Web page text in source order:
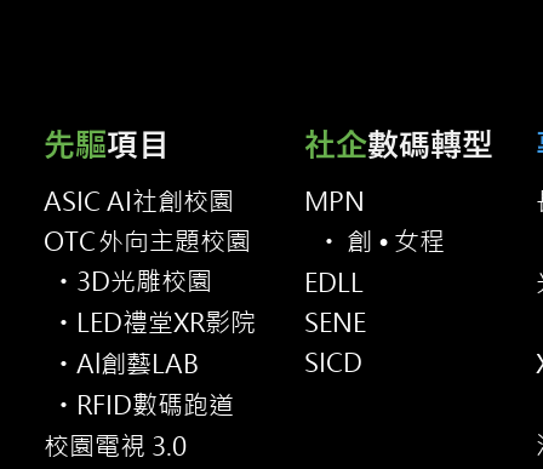
先驅項目
ASIC AI社創校園
OTC外向主題校園
・ 3D光雕校園
・ LED禮堂XR影院
・ Al創藝LAB
・ RFID數碼跑道
校園電視 3.0
社企數碼轉型
MPN
・ 創• 女程
EDLL
SENE
SICD